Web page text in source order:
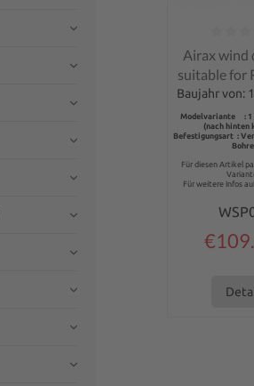
Average
Airax wind
suitable for
- F &
Baujahr von:
Modelvariante : 1
(nach hinten
Befestigungsart :
Für diesen Artikel
Für weitere Infos